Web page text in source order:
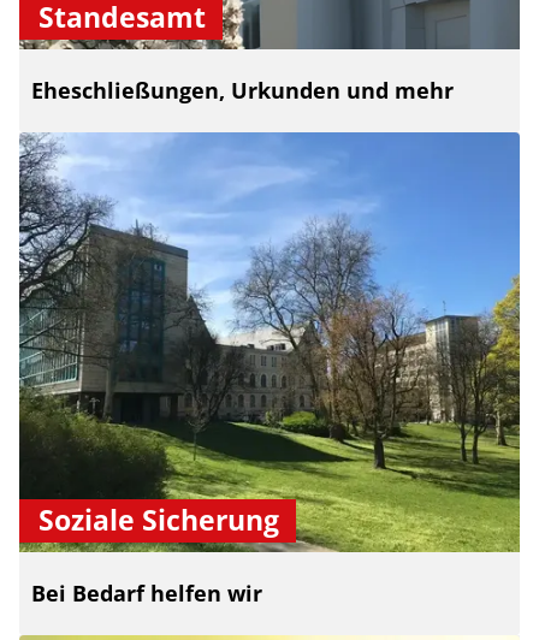
Standesamt
Eheschließungen, Urkunden und mehr
Soziale Sicherung
Bei Bedarf helfen wir